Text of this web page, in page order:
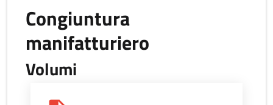
Congiuntura
manifatturiero
Volumi